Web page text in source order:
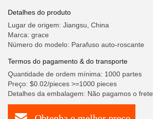
Detalhes do produto
Lugar de origem: Jiangsu, China
Marca: grace
Número do modelo: Parafuso auto-roscante
Termos do pagamento & do transporte
Quantidade de ordem mínima: 1000 partes
Preço: $0.02/pieces >=1000 pieces
Detalhes da embalagem: Não pagamos o frete.